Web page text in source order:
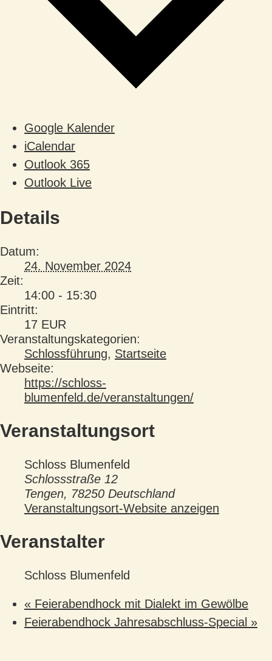
Google Kalender
iCalendar
Outlook 365
Outlook Live
Details
Datum:
24. November 2024
Zeit:
14:00 - 15:30
Eintritt:
17 EUR
Veranstaltungskategorien:
Schlossführung, Startseite
Webseite:
https://schloss-
blumenfeld.de/veranstaltungen/
Veranstaltungsort
Schloss Blumenfeld
Schlossstraße 12
Tengen, 78250 Deutschland
Veranstaltungsort-Website anzeigen
Veranstalter
Schloss Blumenfeld
« Feierabendhock mit Dialekt im Gewölbe
Feierabendhock Jahresabschluss-Special »